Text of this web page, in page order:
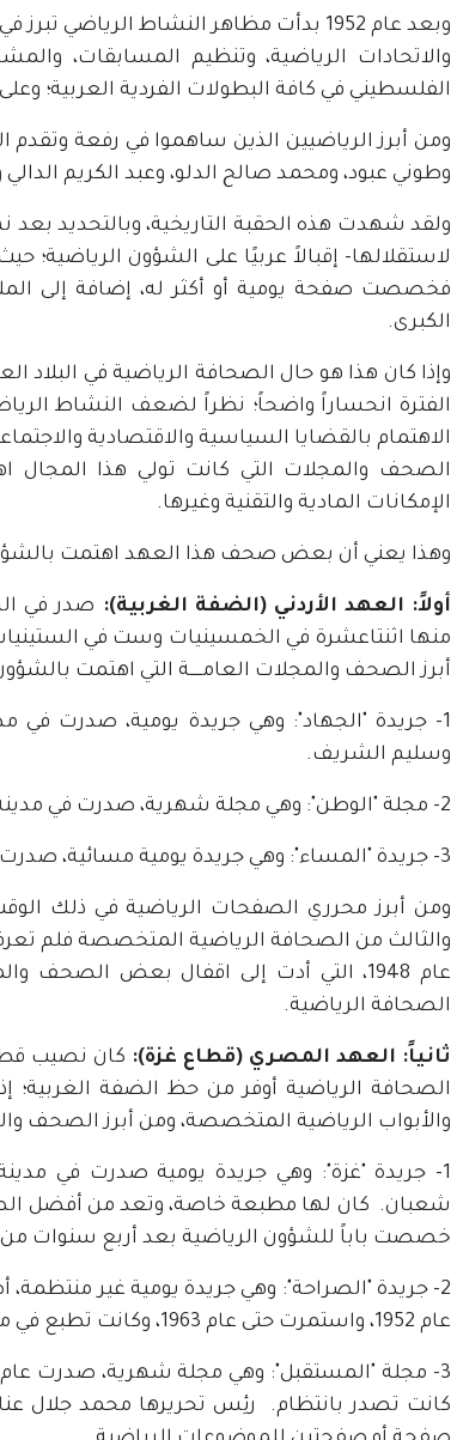
وبعد عام 1952 بدأت مظاهر النشاط
والاتحادات الرياضية، وتنظيم المسابقات،
الفلسطيني في كافة البطولات الفردية العربية؛
ومن أبرز الرياضيين الذين ساهموا في رفعة
وطوني عبود، ومحمد صالح الدلو، وعبد الكريم
ولقد شهدت هذه الحقبة التاريخية، وبالتحديد بعد
لاستقلالها- إقبالاً عربيًا على الشؤون
فخصصت صفحة يومية أو أكثر له، إضافة إلى
الكبرى.
وإذا كان هذا هو حال الصحافة الرياضية في
الفترة انحساراً واضحاً؛ نظراً لضعف النشاط
الاهتمام بالقضايا السياسية والاقتصادية
الصحف والمجلات التي كانت تولي هذا المجال
الإمكانات المادية والتقنية وغيرها.
وهذا يعني أن بعض صحف هذا العهد اهتمت بالشؤون
أولاً: العهد الأردني (الضفة الغربية): صدر في
منها اثنتاعشرة في الخمسينيات وست في
أبرز الصحف والمجلات العامـــــة التي اهتمت
وسليم الشريف.
2- مجلة "الوطن": وهي مجلة شهرية، صدرت في مدينة رام الله عام 1954، صاحبها ومحررها يحيى حمودة.
3- جريدة "المساء": وهي جريدة يومية مسائية، صدرت في مدينة القدس عام 1960، صاحبتها دار الجهاد.
ومن أبرز محرري الصفحات الرياضية في ذلك
والثالث من الصحافة الرياضية المتخصصة فلم
عام 1948، التي أدت إلى اقفال بعض
الصحافة الرياضية.
ثانياً: العهد المصري (قطاع غزة): كان نصيب
الصحافة الرياضية أوفر من حظ الضفة الغربية؛
والأبواب الرياضية المتخصصة، ومن أبرز الصحف
شعبان. كان لها مطبعة خاصة، وتعد من أفضل
خصصت باباً للشؤون الرياضية بعد أربع سنوات من
2- جريدة "الصراحة": وهي جريدة يومية غير منتظمة،
عام 1952، واستمرت حتى عام 1963، وكانت تطبع في مطبعة أبو شعبان.
كانت تصدر بانتظام. رئِس تحريرها محمد جلال